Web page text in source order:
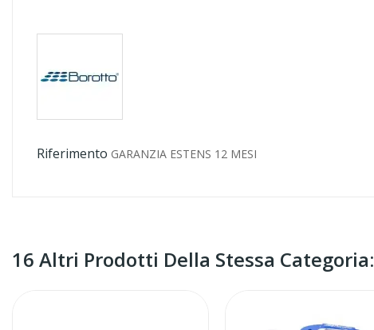
Riferimento GARANZIA ESTENS 12 MESI
16 Altri Prodotti Della Stessa Categoria: